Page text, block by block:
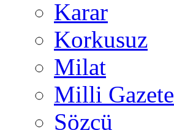
Karar
Korkusuz
Milat
Milli Gazete
Sözcü